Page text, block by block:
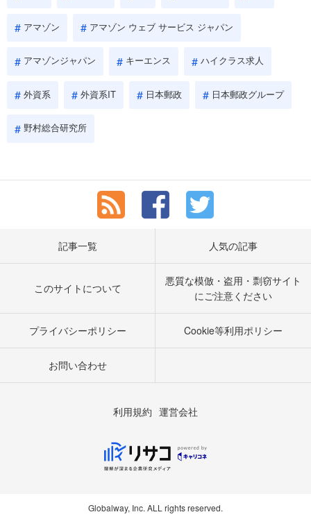
アマゾン アマゾン ウェブ サービス ジャパン
アマゾンジャパン キーエンス ハイクラス求人
外資系 外資系IT 日本郵政 日本郵政グループ
野村総合研究所
記事一覧 人気の記事
このサイトについて
悪質な模倣・盗用・剽窃サイト
にご注意ください
プライバシーポリシー Cookie等利用ポリシー
お問い合わせ
利用規約 運営会社
Globalway, Inc. ALL rights reserved.